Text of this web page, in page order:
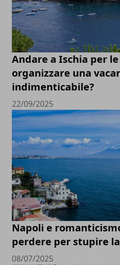
Andare a Ischia per
organizzare una
indimenticabile?
22/09/2025
Napoli e
perdere per stupire
08/07/2025